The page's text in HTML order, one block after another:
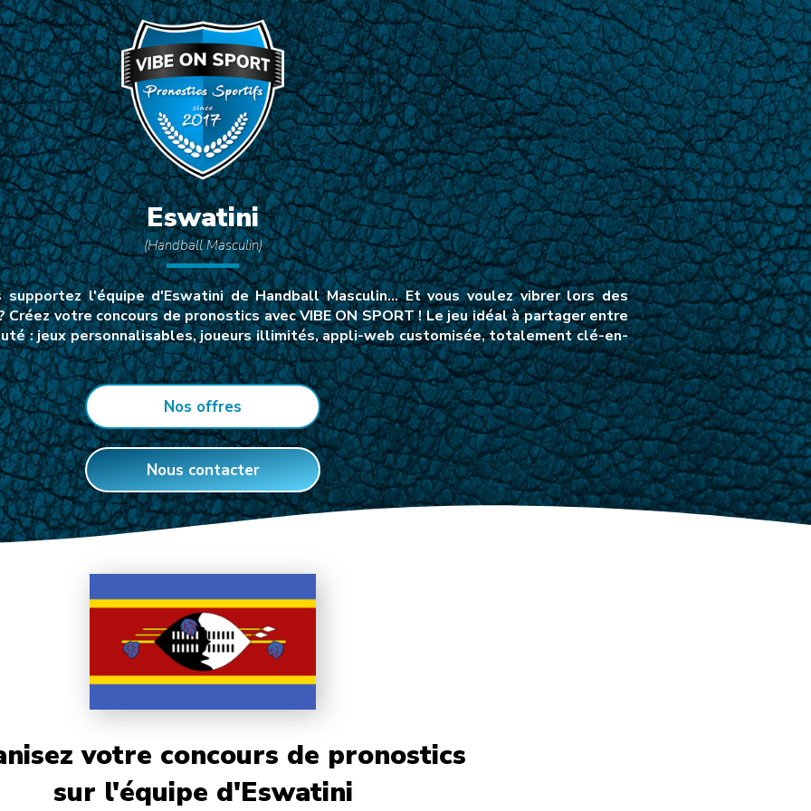
Eswatini
(Handball Masculin)
l'équipe d'Eswatini de Handball Masculin… Et vous voulez vibrer lors des
votre concours de pronostics avec VIBE ON SPORT ! Le jeu idéal à partager entre
: jeux personnalisables, joueurs illimités, appli-web customisée, totalement clé-en-
Nos offres
Nous contacter
votre concours de pronostics
sur l'équipe d'Eswatini